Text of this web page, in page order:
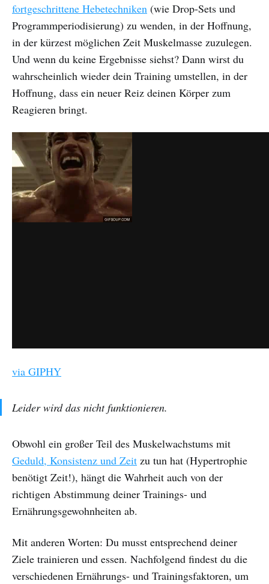
fortgeschrittene Hebetechniken (wie Drop-Sets und
Programmperiodisierung) zu wenden, in der Hoffnung,
in der kürzest möglichen Zeit Muskelmasse zuzulegen.
Und wenn du keine Ergebnisse siehst? Dann wirst du
wahrscheinlich wieder dein Training umstellen, in der
Hoffnung, dass ein neuer Reiz deinen Körper zum
Reagieren bringt.
via GIPHY
Leider wird das nicht funktionieren.
Obwohl ein großer Teil des Muskelwachstums mit
Geduld, Konsistenz und Zeit zu tun hat (Hypertrophie
benötigt Zeit!), hängt die Wahrheit auch von der
richtigen Abstimmung deiner Trainings- und
Ernährungsgewohnheiten ab.
Mit anderen Worten: Du musst entsprechend deiner
Ziele trainieren und essen. Nachfolgend findest du die
verschiedenen Ernährungs- und Trainingsfaktoren, um